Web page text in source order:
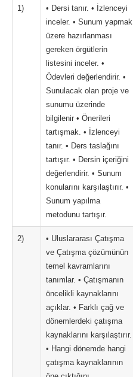
1)
• Dersi tanır. • İzlenceyi
inceler. • Sunum yapmak
üzere hazırlanması
gereken örgütlerin
listesini inceler. •
Ödevleri değerlendirir. •
Sunulacak olan proje ve
sunumu üzerinde
bilgilenir • Önerileri
tartışmak. • İzlenceyi
tanır. • Ders taslağını
tartışır. • Dersin içeriğini
değerlendirir. • Sunum
konularını karşılaştırır. •
Sunum yapılma
metodunu tartışır.
2)
• Uluslararası Çatışma
ve Çatışma çözümünün
temel kavramlarını
tanımlar. • Çatışmanın
öncelikli kaynaklarını
açıklar. • Farklı çağ ve
dönemlerdeki çatışma
kaynaklarını karşılaştırır.
• Hangi dönemde hangi
çatışma kaynaklarının